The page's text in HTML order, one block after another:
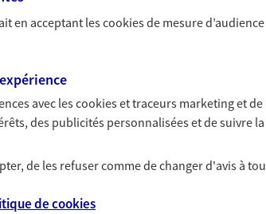
Santé
c’était aussi prendre soin de votre santé ?
60 ans et plus ; et si vous êtes un
sur l’offre et ses conditions.
en acceptant lescookiesde mesure
avec lescookies et traceurs marketing et
des publicités personnalisées et de suivre
de les refuser comme de changer d'avis à
decookies